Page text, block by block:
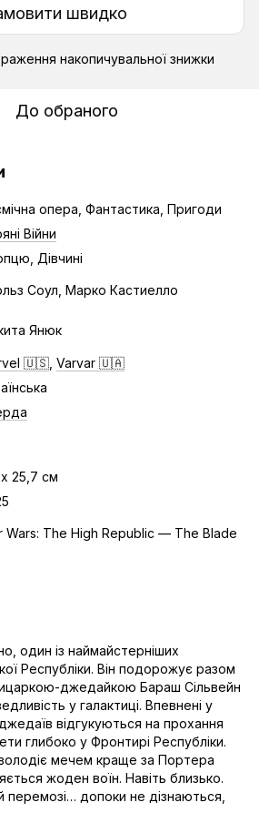
швидко
накопичувальної знижки
До обраного
опера, Фантастика, Пригоди
Війни
Дівчині
Соул, Марко Кастиелло
Янюк
🇺🇸 Varvar 🇺🇦
х 25,7 см
Wars: The High Republic — The Blade
один із наймайстерніших
Республіки. Він подорожує разом
джедайкою Бараш Сільвейн
у галактиці. Впевнені у
відгукуються на прохання
глибоко у Фронтирі Республіки.
володіє мечем краще за Портера
жоден воїн. Навіть близько.
перемозі… допоки не дізнаються,